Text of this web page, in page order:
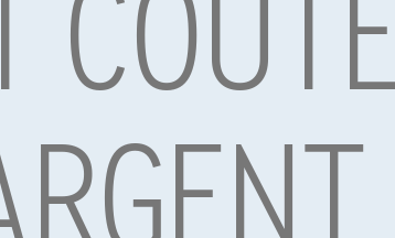
et confort, alors la BMW X4 Diesel est
voiture élèvera votre expérience de conduite à
la BMW X4 Diesel d'occasion répondra à
BMW i4,BMW X1etBMW X2.
prêteur, Montagne du Parc 8/3, 1000 Bruxelles, TVA BE
Brussel, BTW BE 1003.765.106, BE93 0019 6639 0767,